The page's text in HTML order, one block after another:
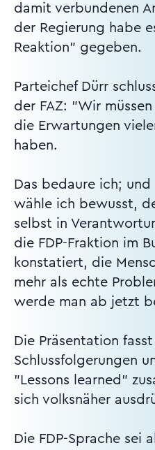
damit verbundenen
der Regierung habe
Reaktion" gegeben.
Parteichef Dürr
der FAZ: "Wir
die Erwartungen
haben.
Das bedaure ich; und
wähle ich bewusst,
selbst in
die FDP-Fraktion im
konstatiert, die
mehr als echte
werde man ab jetzt
Die Präsentation
Schlussfolgerungen
"Lessons learned"
sich volksnäher
Die FDP-Sprache sei